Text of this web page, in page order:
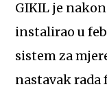
GIKIL je
instalirao u
sistem za
nastavak rada